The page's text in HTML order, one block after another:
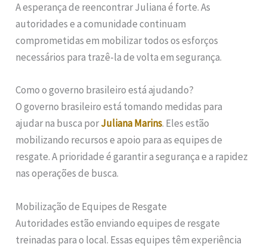
A esperança de reencontrar Juliana é forte. As
autoridades e a comunidade continuam
comprometidas em mobilizar todos os esforços
necessários para trazê-la de volta em segurança.
Como o governo brasileiro está ajudando?
O governo brasileiro está tomando medidas para
ajudar na busca porJuliana Marins. Eles estão
mobilizando recursos e apoio para as equipes de
resgate. A prioridade é garantir a segurança e a rapidez
nas operações de busca.
Mobilização de Equipes de Resgate
Autoridades estão enviando equipes de resgate
treinadas para o local. Essas equipes têm experiência